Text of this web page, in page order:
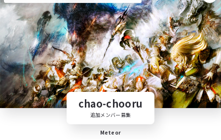
chao-chooru
追加メンバー募集
Meteor